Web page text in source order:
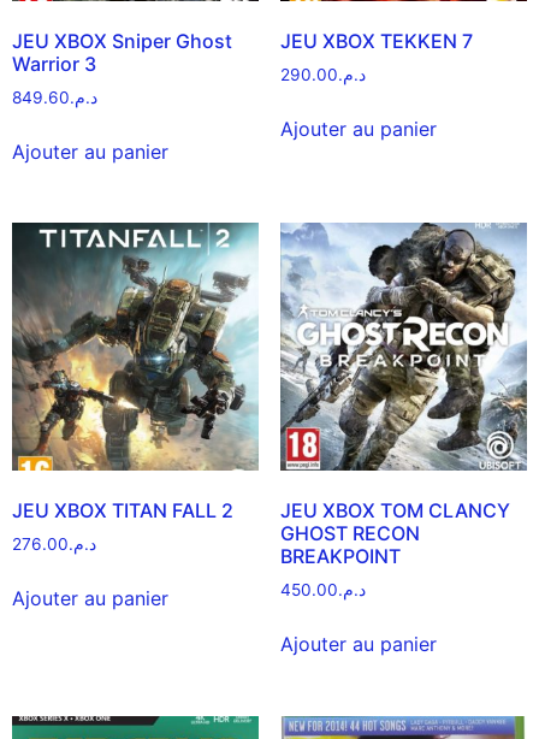
JEU XBOX Sniper Ghost
Warrior 3
د.م.849.60
Ajouter au panier
JEU XBOX TEKKEN 7
د.م.290.00
Ajouter au panier
JEU XBOX TITAN FALL 2
د.م.276.00
Ajouter au panier
JEU XBOX TOM CLANCY
GHOST RECON
BREAKPOINT
د.م.450.00
Ajouter au panier